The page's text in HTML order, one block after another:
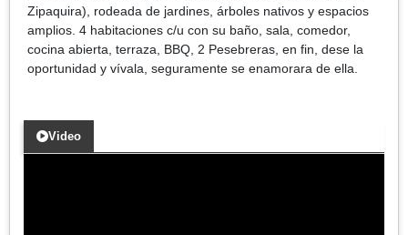
Zipaquira), rodeada de jardines, árboles nativos y espacios
amplios. 4 habitaciones c/u con su baño, sala, comedor,
cocina abierta, terraza, BBQ, 2 Pesebreras, en fin, dese la
oportunidad y vívala, seguramente se enamorara de ella.
Video